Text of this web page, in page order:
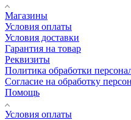
Магазины
Условия оплаты
Условия доставки
Гарантия на товар
Реквизиты
Политика обработки
Согласие на обработку
Помощь
Условия оплаты